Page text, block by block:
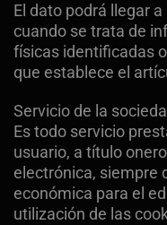
El dato podrá llegar
cuando se trata de
físicas identificadas
que establece el
Servicio de la
Es todo servicio
usuario, a título
electrónica, siempre
económica para el
utilización de las